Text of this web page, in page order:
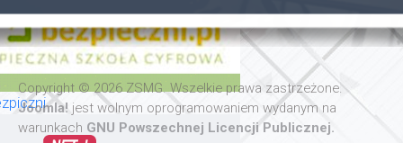
Copyright © 2026 ZSMG. Wszelkie prawa zastrzeżone.
Joomla! jest wolnym oprogramowaniem wydanym na
warunkach GNU Powszechnej Licencji Publicznej.